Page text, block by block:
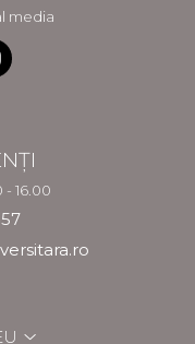
media
16.00